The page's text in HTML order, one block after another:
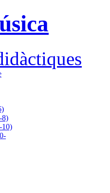
8)
10)